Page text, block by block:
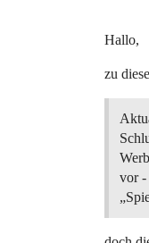
Hallo,
zu
vor -